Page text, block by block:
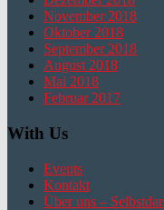
November 2018
Oktober 2018
September 2018
August 2018
Mai 2018
Februar 2017
With Us
Events
Kontakt
Über uns –